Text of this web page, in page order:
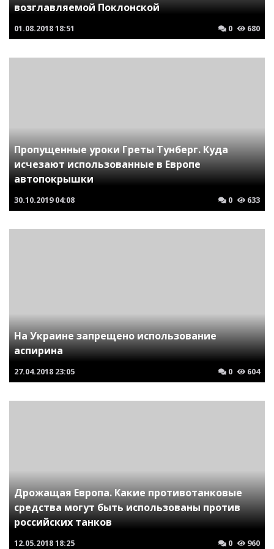
возглавляемой Поклонской
01.08.201818:51 0 680
Пропущенные уроки Греты Тунберг. Куда
исчезают использованные в Европе
автопокрышки
30.10.2019 04:08 0 633
На Украине запрещено использование
аспирина
27.04.2018 23:05 0 604
Дрожащая Европа. Какие противотанковые
средства могут быть использованы против
российских танков
12.05.201818:25 0 960